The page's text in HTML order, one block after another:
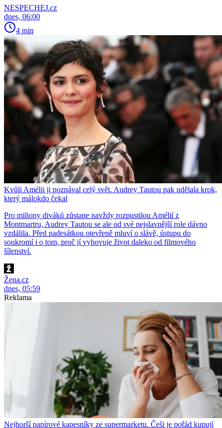
NESPECHEJ.cz
dnes, 06:00
4 min
Kvůli Amélii ji poznával celý svět. Audrey Tautou pak udělala krok,
který málokdo čekal
Pro miliony diváků zůstane navždy rozpustilou Amélií z
Montmartru, Audrey Tautou se ale od své nejslavnější role dávno
vzdálila. Před padesátkou otevřeně mluví o slávě, ústupu do
soukromí i o tom, proč jí vyhovuje život daleko od filmového
šílenství.
Žena.cz
dnes, 05:59
Reklama
Nejhorší papírové kapesníky ze supermarketu. Češi je pořád kupují